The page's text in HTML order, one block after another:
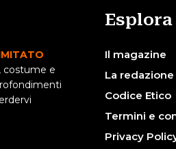
costume e
Esplora
Il magazine
La redazione
Codice Etico
Termini e
Privacy